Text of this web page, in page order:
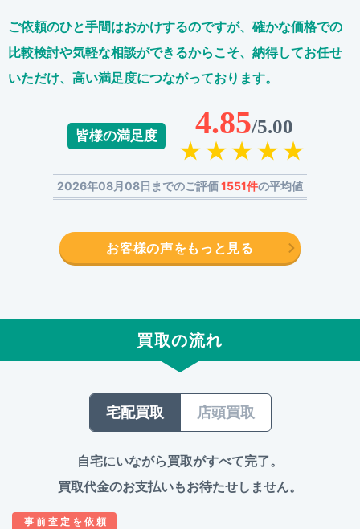
ご依頼のひと手間はおかけするのですが、 確かな価格での
比較検討や気軽な相談ができるからこそ、 納得してお任せ
いただけ、高い満足度につながっております。
皆様の満足度 4.85/5.00
2026年08月08日までのご評価1551件の平均値
お客様の声をもっと見る
買取の流れ
宅配買取 店頭買取
自宅にいながら買取がすべて完了。
買取代金のお支払いもお待たせしません。